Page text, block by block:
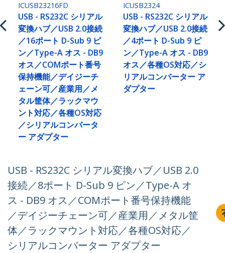
ICUSB23216FD
USB - RS232C シリアル
変換ハブ／USB 2.0接続
／16ポート D-Sub 9 ピ
ン／Type-A オス - DB9
オス／COMポート番号
保持機能／デイジーチ
ェーン可／産業用／メ
タル筐体／ラックマウ
ント対応／各種OS対応
／シリアルコンバータ
ー アダプター
ICUSB2324
USB - RS232C シリアル
変換ハブ／USB 2.0接続
／4ポート D-Sub 9 ピ
ン／Type-A オス - DB9
オス／各種OS対応／シ
リアルコンバーター ア
ダプター
USB - RS232C シリアル変換ハブ／USB 2.0
接続／8ポート D-Sub 9 ピン／Type-A オ
ス - DB9 オス／COMポート番号保持機能
／デイジーチェーン可／産業用／メタル筐
体／ラックマウント対応／各種OS対応／
シリアルコンバーター アダプター